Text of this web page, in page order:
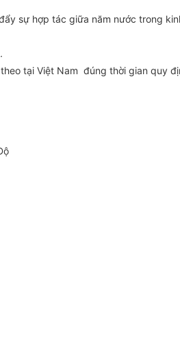
sự hợp tác giữa năm nước trong
tại Việt Nam đúng thời gian quy